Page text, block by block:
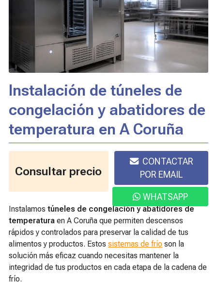
Instalación de túneles de
congelación y abatidores de
temperatura en A Coruña
Consultar precio
699 244 895
CONTACTAR
POR EMAIL
WHATSAPP
Instalamos túneles de congelación y abatidores de
temperaturaen A Coruña que permiten descensos
rápidos y controlados para preservar la calidad de tus
alimentos y productos. Estos sistemas de fríoson la
solución más eficaz cuando necesitas mantener la
integridad de tus productos en cada etapa de la cadena de
frío.